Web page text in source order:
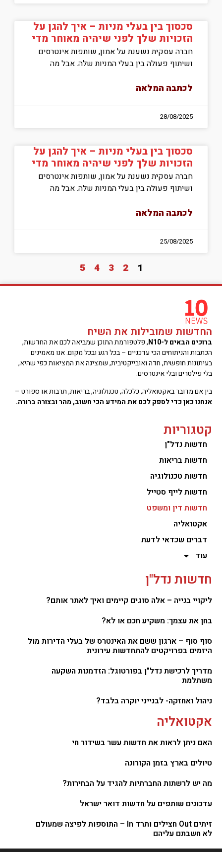
סכסוך בין בעלי מניות – איך להגן על
הזכויות שלך לפני שיהיה מאוחר מדי
חברה עסקית נשענת על אמון, שותפות אינטרסים
ושיתוף פעולה בין בעלי המניות שלה. אבל מה
לכתבה המלאה
28/08/2025
סכסוך בין בעלי מניות – איך להגן על
הזכויות שלך לפני שיהיה מאוחר מדי
חברה עסקית נשענת על אמון, שותפות אינטרסים
ושיתוף פעולה בין בעלי המניות שלה. אבל מה
לכתבה המלאה
25/08/2025
1
2
3
4
5
החדשות שמובילות את השיח
ברוכים הבאים ל-N10
, פלטפורמת התוכן שמביאה לכם את החדשות,
הכתבות והניתוחים הכי עדכניים – בכל רגע ובכל מקום. אנו מאמינים
בעיתונות חופשית, חדה ואובייקטיבית, שמציגה את המציאות כפי שהיא,
בלי פילטרים ובלי אינטרסים.
בין אם מדובר באקטואליה, כלכלה, טכנולוגיה, בריאות, תרבות או ספורט –
אנחנו כאן כדי לספק לכם את המידע הכי חשוב, מהר ובצורה ברורה.
קטגוריות
חדשות נדל"ן
חדשות בריאות
חדשות טכנולוגיה
חדשות לייף סטייל
חדשות דין ומשפט
אקטואליה
דברים שכדאי לדעת
עוד
חדשות נדל"ן
ליקויי בנייה – אלה סוגים קיימים ואיך לאתר אותם?
בחן את עצמך: משקיע חכם או לא?
סוף סוף – ארגון ששם את האינטרס של בעלי הדירות מול
היזמים בפרויקטים להתחדשות עירונית
מדריך לרכישת נדל"ן בפורטוגל: הזדמנות השקעה
משתלמת
ניהול ואחזקה- לבנייני יוקרה בלבד?
אקטואליה
האם ניתן לראות את חדשות עשר בשידור חי
טיולים בארץ בזמן הקורונה
מה יש לרשתות החברתיות להגיד על הבחירות?
עדכונים שותפים על חדשות דואר ישראל
זיתים Out חצילים ותרד In – התוספות לפיצה שמעולם
לא חשבתם עליהם